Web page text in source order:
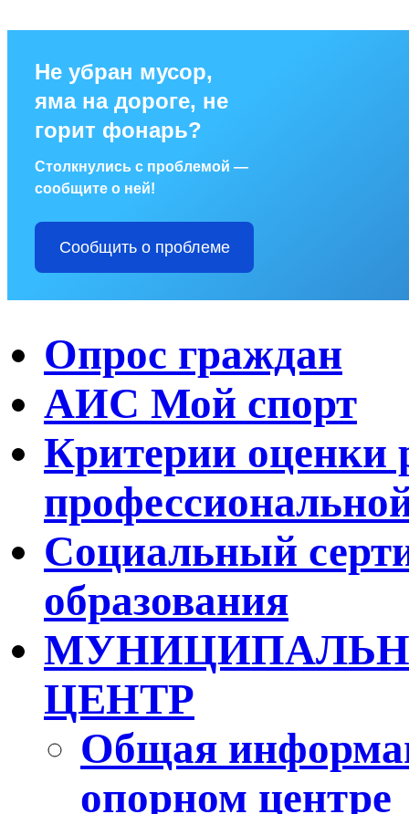
Не убран мусор,
яма на дороге, не
горит фонарь?
Столкнулись с проблемой —
сообщите о ней!
Сообщить о проблеме
Опрос граждан
АИС Мой спорт
Критерии оценки
Социальный
образования
ЦЕНТР
Общая
опорном центре